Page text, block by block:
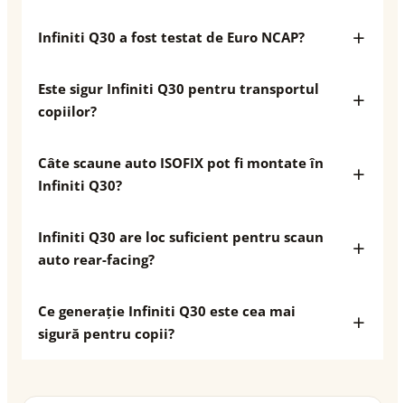
Infiniti Q30 a fost testat de Euro NCAP?
Este sigur Infiniti Q30 pentru transportul
copiilor?
Câte scaune auto ISOFIX pot fi montate în
Infiniti Q30?
Infiniti Q30 are loc suficient pentru scaun
auto rear-facing?
Ce generație Infiniti Q30 este cea mai
sigură pentru copii?